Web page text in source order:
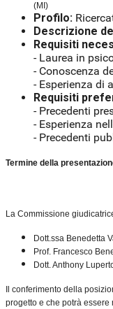
(MI)
Profilo:
Descrizione
Requisiti
- Laurea in
- Conoscenza
- Esperienza di
Requisiti
- Precedenti
- Esperienza
- Precedenti
Termine della
La Commissione
Dott.ssa Benedetta
Prof. Francesco
Dott. Anthony
Il conferimento della
progetto e che potrà